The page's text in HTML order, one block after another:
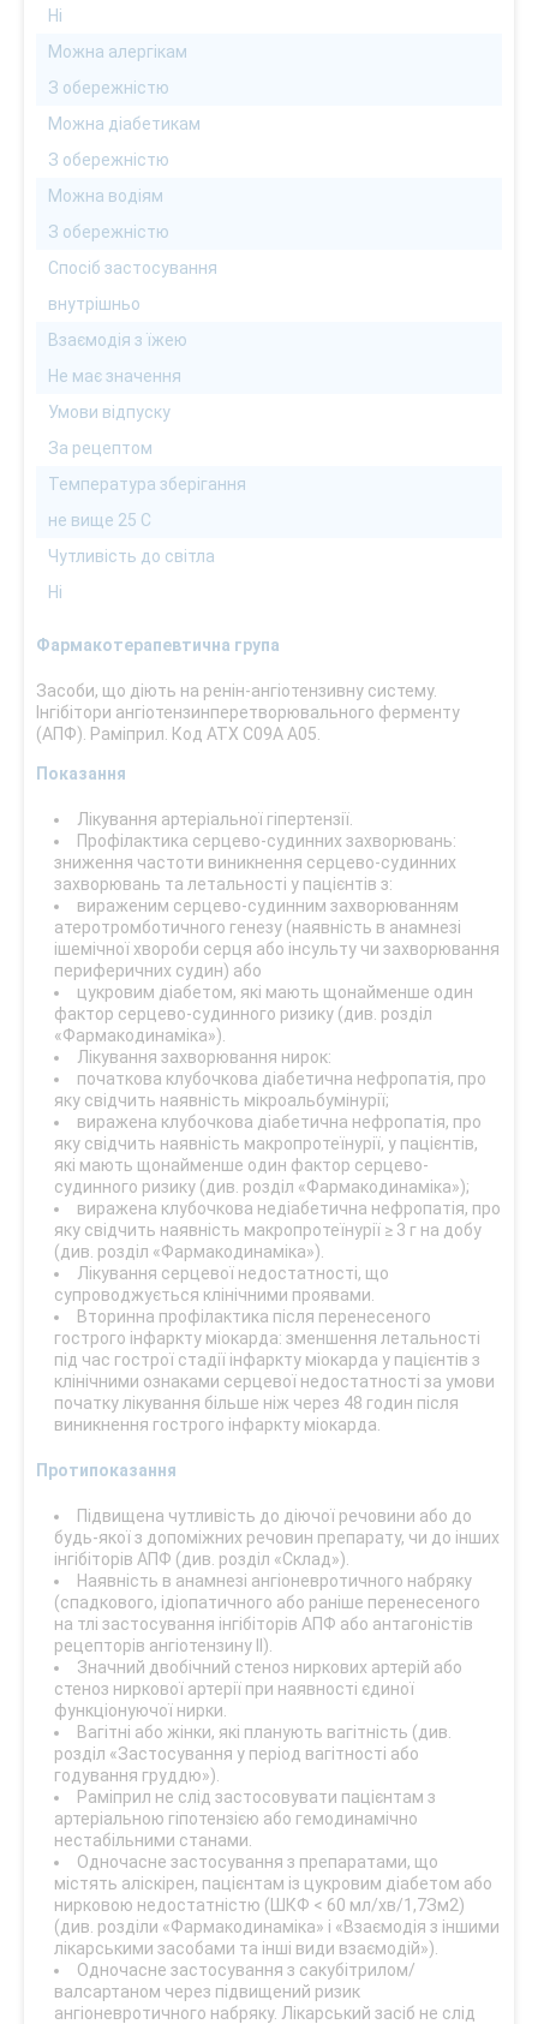
Ні
Можна алергікам
З обережністю
Можна діабетикам
З обережністю
Можна водіям
З обережністю
Спосіб застосування
внутрішньо
Взаємодія з їжею
Не має значення
Умови відпуску
За рецептом
Температура зберігання
не вище 25 С
Чутливість до світла
Ні
Фармакотерапевтична група
Засоби, що діють на ренін-ангіотензивну систему.
Інгібітори ангіотензинперетворювального ферменту
(АПФ). Раміприл. Код АТХ С09А А05.
Показання
Лікування артеріальної гіпертензії.
Профілактика серцево-судинних захворювань:
зниження частоти виникнення серцево-судинних
захворювань та летальності у пацієнтів з:
вираженим серцево-судинним захворюванням
атеротромботичного генезу (наявність в анамнезі
ішемічної хвороби серця або інсульту чи захворювання
периферичних судин) або
цукровим діабетом, які мають щонайменше один
фактор серцево-судинного ризику (див. розділ
«Фармакодинаміка»).
Лікування захворювання нирок:
початкова клубочкова діабетична нефропатія, про
яку свідчить наявність мікроальбумінурії;
виражена клубочкова діабетична нефропатія, про
яку свідчить наявність макропротеїнурії, у пацієнтів,
які мають щонайменше один фактор серцево-
судинного ризику (див. розділ «Фармакодинаміка»);
виражена клубочкова недіабетична нефропатія, про
яку свідчить наявність макропротеїнурії ≥ 3 г на добу
(див. розділ «Фармакодинаміка»).
Лікування серцевої недостатності, що
супроводжується клінічними проявами.
Вторинна профілактика після перенесеного
гострого інфаркту міокарда: зменшення летальності
під час гострої стадії інфаркту міокарда у пацієнтів з
клінічними ознаками серцевої недостатності за умови
початку лікування більше ніж через 48 годин після
виникнення гострого інфаркту міокарда.
Протипоказання
Підвищена чутливість до діючої речовини або до
будь-якої з допоміжних речовин препарату, чи до інших
інгібіторів АПФ (див. розділ «Склад»).
Наявність в анамнезі ангіоневротичного набряку
(спадкового, ідіопатичного або раніше перенесеного
на тлі застосування інгібіторів АПФ або антагоністів
рецепторів ангіотензину ІІ).
Значний двобічний стеноз ниркових артерій або
стеноз ниркової артерії при наявності єдиної
функціонуючої нирки.
Вагітні або жінки, які планують вагітність (див.
розділ «Застосування у період вагітності або
годування груддю»).
Раміприл не слід застосовувати пацієнтам з
артеріальною гіпотензією або гемодинамічно
нестабільними станами.
Одночасне застосування з препаратами, що
містять аліскірен, пацієнтам із цукровим діабетом або
нирковою недостатністю (ШКФ < 60 мл/хв/1,7Зм2)
(див. розділи «Фармакодинаміка» і «Взаємодія з іншими
лікарськими засобами та інші види взаємодій»).
Одночасне застосування з сакубітрилом/
валсартаном через підвищений ризик
ангіоневротичного набряку. Лікарський засіб не слід